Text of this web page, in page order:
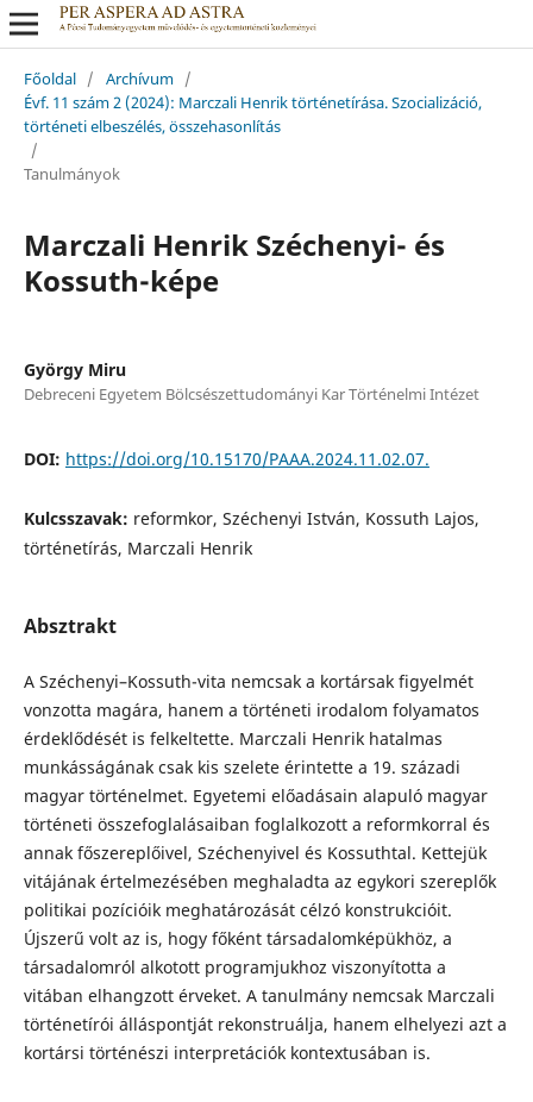
Főoldal / Archívum /
Évf. 11 szám 2 (2024): Marczali Henrik történetírása. Szocializáció,
történeti elbeszélés, összehasonlítás
/
Tanulmányok
Marczali Henrik Széchenyi- és
Kossuth-képe
György Miru
Debreceni Egyetem Bölcsészettudományi Kar Történelmi Intézet
DOI: https://doi.org/10.15170/PAAA.2024.11.02.07.
Kulcsszavak: reformkor, Széchenyi István, Kossuth Lajos,
történetírás, Marczali Henrik
Absztrakt
A Széchenyi–Kossuth-vita nemcsak a kortársak figyelmét
vonzotta magára, hanem a történeti irodalom folyamatos
érdeklődését is felkeltette. Marczali Henrik hatalmas
munkásságának csak kis szelete érintette a 19. századi
magyar történelmet. Egyetemi előadásain alapuló magyar
történeti összefoglalásaiban foglalkozott a reformkorral és
annak főszereplőivel, Széchenyivel és Kossuthtal. Kettejük
vitájának értelmezésében meghaladta az egykori szereplők
politikai pozícióik meghatározását célzó konstrukcióit.
Újszerű volt az is, hogy főként társadalomképükhöz, a
társadalomról alkotott programjukhoz viszonyította a
vitában elhangzott érveket. A tanulmány nemcsak Marczali
történetírói álláspontját rekonstruálja, hanem elhelyezi azt a
kortársi történészi interpretációk kontextusában is.